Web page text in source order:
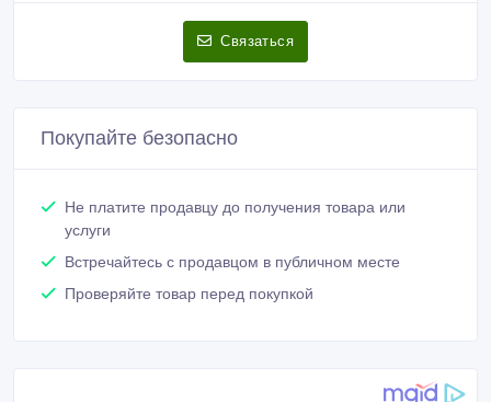
Связаться
Покупайте безопасно
Не платите продавцу до получения товара или
услуги
Встречайтесь с продавцом в публичном месте
Проверяйте товар перед покупкой